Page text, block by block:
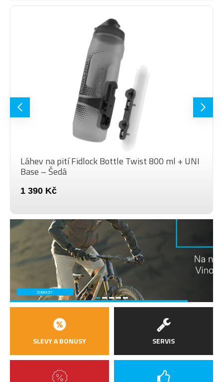
Láhev na pití Fidlock Bottle Twist 800 ml + UNI
Base – Šedá
1 390 Kč
ZOBRAZIT
SLEVY A BONUSY SERVIS